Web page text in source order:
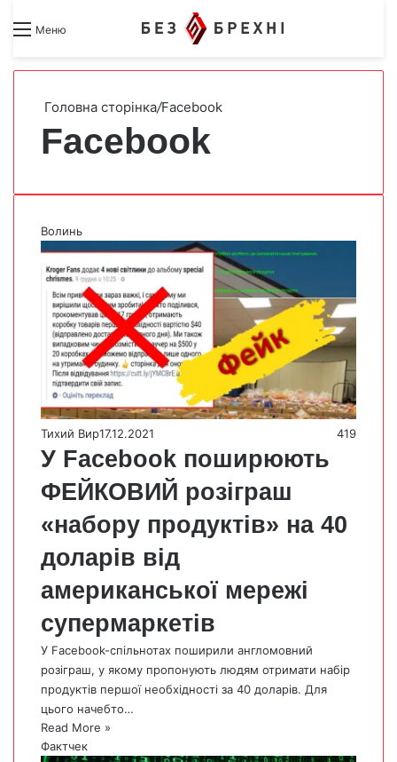
Меню Search forSwitch skin
Головна сторінка/Facebook
Facebook
Волинь
Тихий Вир17.12.2021 419
У Facebook поширюють
ФЕЙКОВИЙ розіграш
«набору продуктів» на 40
доларів від
американської мережі
супермаркетів
У Facebook-спільнотах поширили англомовний
розіграш, у якому пропонують людям отримати набір
продуктів першої необхідності за 40 доларів. Для
цього начебто…
Read More »
Фактчек